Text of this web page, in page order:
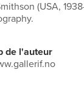
(USA,
de l'auteur